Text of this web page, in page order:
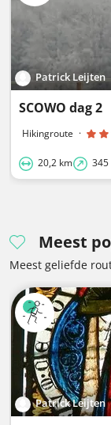
Patrick Leijten
SCOWO dag 2
Hikingroute ·
20,2 km 345
Meest
Meest geliefde
Patrick Leijten